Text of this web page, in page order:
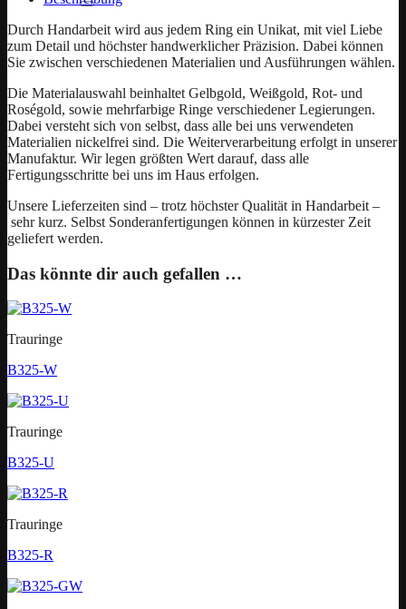
Durch Handarbeit wird aus jedem Ring ein Unikat, mit viel Liebe
zum Detail und höchster handwerklicher Präzision. Dabei können
Sie zwischen verschiedenen Materialien und Ausführungen wählen.
Die Materialauswahl beinhaltet Gelbgold, Weißgold, Rot- und
Roségold, sowie mehrfarbige Ringe verschiedener Legierungen.
Dabei versteht sich von selbst, dass alle bei uns verwendeten
Materialien nickelfrei sind. Die Weiterverarbeitung erfolgt in unserer
Manufaktur. Wir legen größten Wert darauf, dass alle
Fertigungsschritte bei uns im Haus erfolgen.
Unsere Lieferzeiten sind – trotz höchster Qualität in Handarbeit –
sehr kurz. Selbst Sonderanfertigungen können in kürzester Zeit
geliefert werden.
Das könnte dir auch gefallen …
Trauringe
B325-W
Trauringe
B325-U
Trauringe
B325-R